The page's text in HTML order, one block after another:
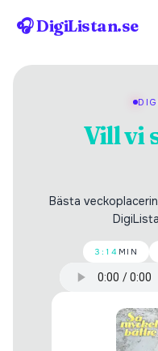
🎧 DigiListan.se
Vill vi
Bästa
3:14 MIN